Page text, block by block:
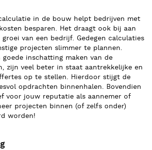
in de bouw helpt bedrijven met
besparen. Het draagt ook bij aan
van een bedrijf. Gedegen calculaties
projecten slimmer te plannen.
goede inschatting maken van de
zijn veel beter in staat aantrekkelijke en
op te stellen. Hierdoor stijgt de
opdrachten binnenhalen. Bovendien
voor jouw reputatie als aannemer of
projecten binnen (of zelfs onder)
worden!